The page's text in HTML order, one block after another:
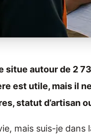
situe autour de 2
est utile, mais il
statut d’artisan
mais suis-je dans